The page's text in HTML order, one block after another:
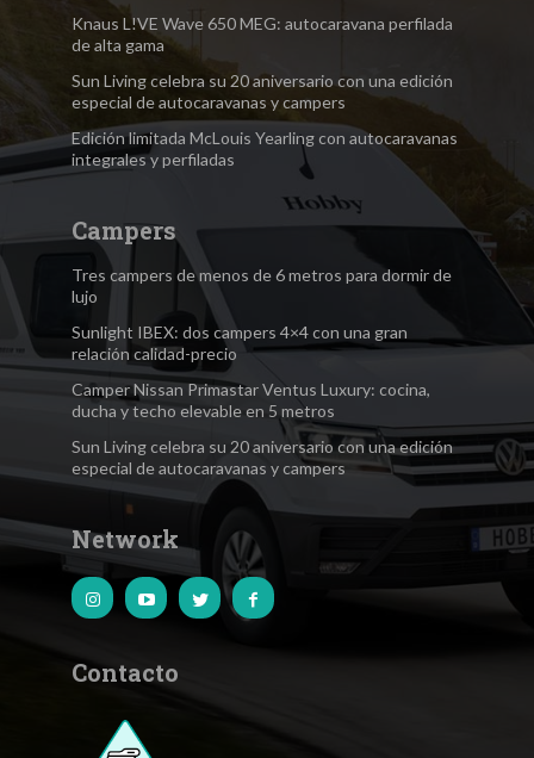
Knaus L!VE Wave 650 MEG: autocaravana perfilada
de alta gama
Sun Living celebra su 20 aniversario con una edición
especial de autocaravanas y campers
Edición limitada McLouis Yearling con autocaravanas
integrales y perfiladas
Campers
Tres campers de menos de 6 metros para dormir de
lujo
Sunlight IBEX: dos campers 4×4 con una gran
relación calidad-precio
Camper Nissan Primastar Ventus Luxury: cocina,
ducha y techo elevable en 5 metros
Sun Living celebra su 20 aniversario con una edición
especial de autocaravanas y campers
Network
Contacto